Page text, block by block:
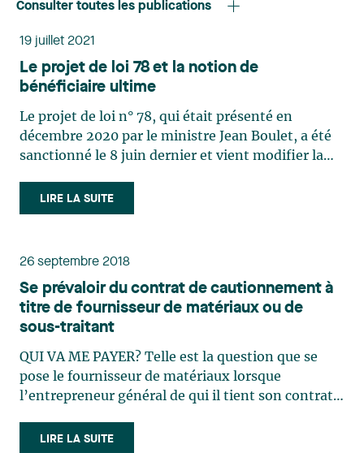
Consulter toutes les publications
19 juillet 2021
Le projet de loi 78 et la notion de
bénéficiaire ultime
Le projet de loi n° 78, qui était présenté en
décembre 2020 par le ministre Jean Boulet, a été
sanctionné le 8 juin dernier et vient modifier la
« Loi ») et son règlement, le Règlement
d’application de la Loi sur la publicité légale des
législative s’inscrit dans un processus visant la
prévention et la lutte contre l’évasion fiscale, le
blanchiment d’argent et la corruption et obligera
maintenant les assujettis à une divulgation accrue
de certains de leurs renseignements. Divulgation
d’informations relatives aux bénéficiaires ultimes
Les modifications apportées prévoient de
nouvelles exigences en matière de transparence
LIRE LA SUITE
26 septembre 2018
Se prévaloir du contrat de cautionnement à
titre de fournisseur de matériaux ou de
sous-traitant
QUI VA ME PAYER? Telle est la question que se
pose le fournisseur de matériaux lorsque
l’entrepreneur général de qui il tient son contrat
faillite. Régulièrement, le donneur d’ouvrage
LIRE LA SUITE